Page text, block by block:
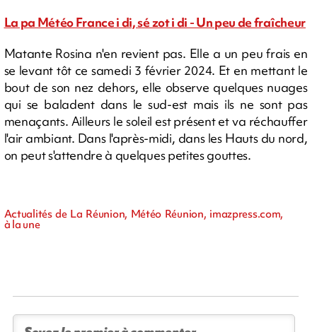
La pa Météo France i di, sé zot i di - Un peu de fraîcheur
Matante Rosina n'en revient pas. Elle a un peu frais en
se levant tôt ce samedi 3 février 2024. Et en mettant le
bout de son nez dehors, elle observe quelques nuages
qui se baladent dans le sud-est mais ils ne sont pas
menaçants. Ailleurs le soleil est présent et va réchauffer
l'air ambiant. Dans l'après-midi, dans les Hauts du nord,
on peut s'attendre à quelques petites gouttes.
Actualités de La Réunion, Météo Réunion, imazpress.com,
à la une